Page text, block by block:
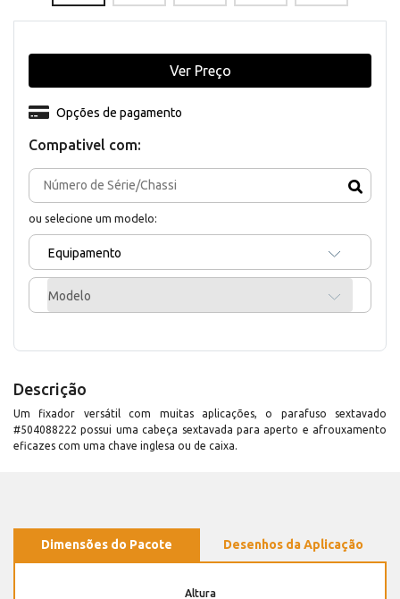
Compativel com:
ou selecione um modelo:
Equipamento
Modelo
Opções de pagamento
Ver Preço
Descrição
Um fixador versátil com muitas aplicações, o parafuso sextavado
#504088222 possui uma cabeça sextavada para aperto e afrouxamento
eficazes com uma chave inglesa ou de caixa.
Dimensões do Pacote Desenhos da Aplicação
Altura